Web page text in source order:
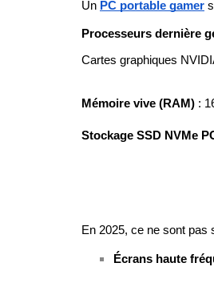
Un PC portable gamer
Processeurs dernière
Cartes graphiques
Mémoire vive (RAM) :
Stockage SSD NVMe
En 2025, ce ne sont
Écrans haute